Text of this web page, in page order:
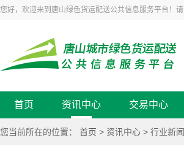
您好，欢迎来到唐山绿色货运配送公共信息服务平台！请
首页 资讯中心 交易中心
您当前所在的位置： 首页 > 资讯中心 > 行业新闻